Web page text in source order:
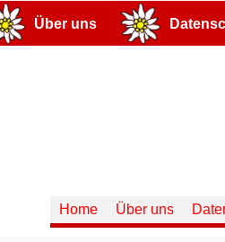
Über uns
Home Über uns